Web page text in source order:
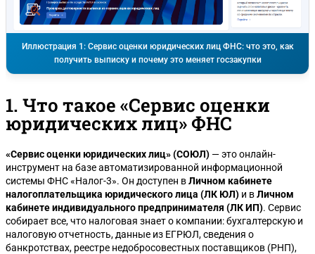
Иллюстрация 1: Сервис оценки юридических лиц ФНС: что это, как
получить выписку и почему это меняет госзакупки
1. Что такое «Сервис оценки
юридических лиц» ФНС
«Сервис оценки юридических лиц» (СОЮЛ) — это онлайн-
инструмент на базе автоматизированной информационной
системы ФНС «Налог-3». Он доступен вЛичном кабинете
налогоплательщика юридического лица (ЛК ЮЛ) и вЛичном
кабинете индивидуального предпринимателя (ЛК ИП). Сервис
собирает все, что налоговая знает о компании: бухгалтерскую и
налоговую отчетность, данные из ЕГРЮЛ, сведения о
банкротствах, реестре недобросовестных поставщиков (РНП),